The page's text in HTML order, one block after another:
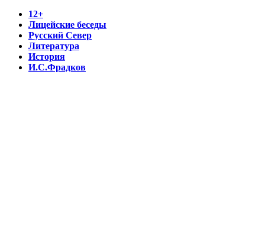
12+
Лицейские беседы
Русский Север
Литература
История
И.С.Фрадков